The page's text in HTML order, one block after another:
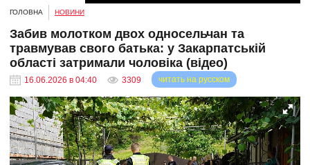
ГОЛОВНА НОВИНИ
Забив молотком двох односельчан та
травмував свого батька: у Закарпатській
області затримали чоловіка (відео)
16.06.2026 в 04:40 3309 читать на русском